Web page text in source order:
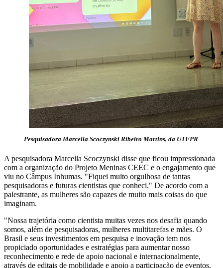
Pesquisadora Marcella Scoczynski Ribeiro Martins, da UTFPR
A pesquisadora Marcella Scoczynski disse que ficou impressionada
com a organização do Projeto Meninas CEEC e o engajamento que
viu no Câmpus Inhumas. "Fiquei muito orgulhosa de tantas
pesquisadoras e futuras cientistas que conheci." De acordo com a
palestrante, as mulheres são capazes de muito mais coisas do que
imaginam.
"Nossa trajetória como cientista muitas vezes nos desafia quando
somos, além de pesquisadoras, mulheres multitarefas e mães. O
Brasil e seus investimentos em pesquisa e inovação tem nos
propiciado oportunidades e estratégias para aumentar nosso
reconhecimento e rede de apoio nacional e internacionalmente,
através de editais de mobilidade e apoio a participação de eventos.